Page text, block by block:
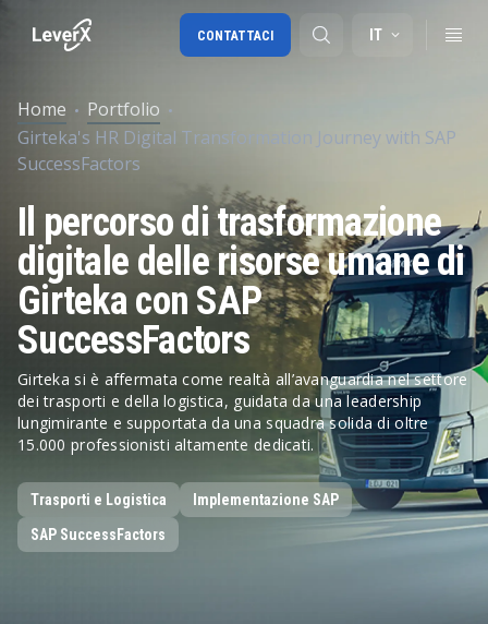
Migrazione a SAP S/4HANA
SAP Ariba
Digital Supply Chain
IT
CONTATTACI
Home
Portfolio
Girteka's HR Digital Transformation Journey with SAP
SuccessFactors
Il percorso di trasformazione
digitale delle risorse umane di
Girteka con SAP
SuccessFactors
Girteka si è affermata come realtà all’avanguardia nel settore
dei trasporti e della logistica, guidata da una leadership
lungimirante e supportata da una squadra solida di oltre
15.000 professionisti altamente dedicati.
Trasporti e Logistica
Implementazione SAP
SAP SuccessFactors